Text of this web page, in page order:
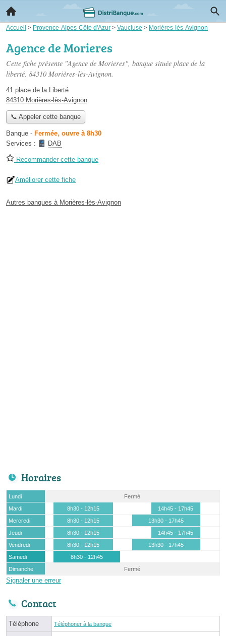
Accueil > Provence-Alpes-Côte d'Azur > Vaucluse > Morières-lès-Avignon
Agence de Morieres
Cette fiche présente "Agence de Morieres", banque située place de la
liberté, 84310 Morières-lès-Avignon.
41 place de la Liberté
84310 Morières-lès-Avignon
📞 Appeler cette banque
Banque - Fermée, ouvre à 8h30
Services :
DAB
Recommander cette banque
Améliorer cette fiche
Autres banques à Morières-lès-Avignon
Horaires
Lundi
Fermé
Mardi
8h30 - 12h15
14h45 - 17h45
Mercredi
8h30 - 12h15
13h30 - 17h45
Jeudi
8h30 - 12h15
14h45 - 17h45
Vendredi
8h30 - 12h15
13h30 - 17h45
Samedi
8h30 - 12h45
Dimanche
Fermé
Signaler une erreur
Contact
Téléphone Téléphoner à la banque